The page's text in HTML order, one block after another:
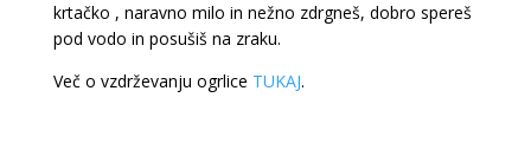
krtačko , naravno milo in nežno zdrgneš, dobro spereš
pod vodo in posušiš na zraku.
Več o vzdrževanju ogrlice TUKAJ.